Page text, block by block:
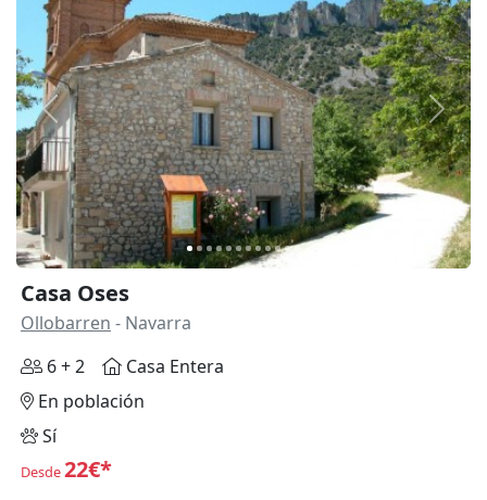
Anterior
Casa Oses
Ollobarren - Navarra
6 + 2
Casa Entera
En población
Sí
Desde22€*